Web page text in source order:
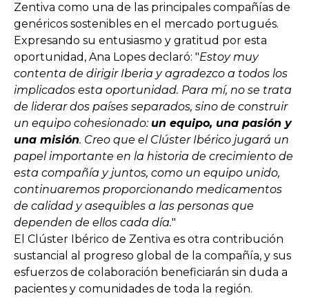
Zentiva como una de las principales compañías de
genéricos sostenibles en el mercado portugués.
Expresando su entusiasmo y gratitud por esta
oportunidad, Ana Lopes declaró: "Estoy muy
contenta de dirigir Iberia y agradezco a todos los
implicados esta oportunidad. Para mí, no se trata
de liderar dos países separados, sino de construir
un equipo cohesionado: un equipo, una pasión y
una misión. Creo que el Clúster Ibérico jugará un
papel importante en la historia de crecimiento de
esta compañía y juntos, como un equipo unido,
continuaremos proporcionando medicamentos
de calidad y asequibles a las personas que
dependen de ellos cada día."
El Clúster Ibérico de Zentiva es otra contribución
sustancial al progreso global de la compañía, y sus
esfuerzos de colaboración beneficiarán sin duda a
pacientes y comunidades de toda la región.